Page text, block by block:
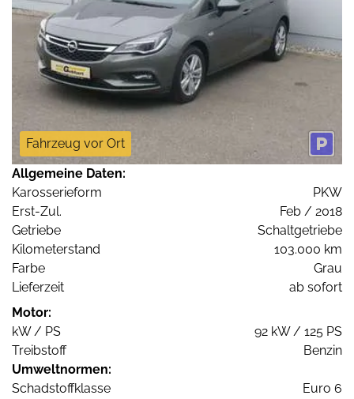
Fahrzeug vor Ort
Allgemeine Daten:
Karosserieform
PKW
Erst-Zul.
Feb / 2018
Getriebe
Schaltgetriebe
Kilometerstand
103.000 km
Farbe
Grau
Lieferzeit
ab sofort
Motor:
kW / PS
92 kW / 125 PS
Treibstoff
Benzin
Umweltnormen:
Schadstoffklasse
Euro 6